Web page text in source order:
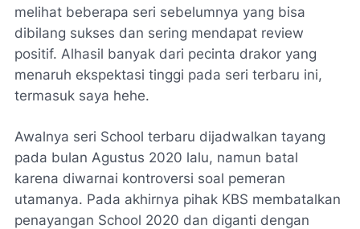
melihat beberapa seri sebelumnya yang bisa
dibilang sukses dan sering mendapat review
positif. Alhasil banyak dari pecinta drakor yang
menaruh ekspektasi tinggi pada seri terbaru ini,
termasuk saya hehe.
Awalnya seri School terbaru dijadwalkan tayang
pada bulan Agustus 2020 lalu, namun batal
karena diwarnai kontroversi soal pemeran
utamanya. Pada akhirnya pihak KBS membatalkan
penayangan School 2020 dan diganti dengan